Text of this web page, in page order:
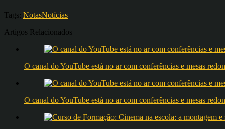
Tags: NotasNotícias
Artigos Relacionados
O canal do YouTube está no ar com conferências e mesas
O canal do YouTube está no ar com conferências e mesas